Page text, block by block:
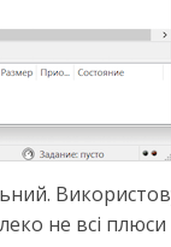
не всі